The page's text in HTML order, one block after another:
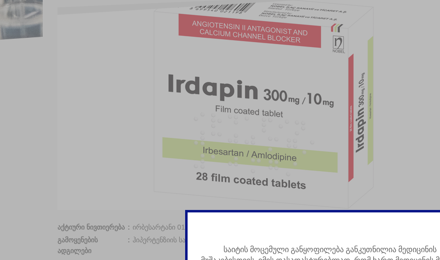
აქტიური ნივთიერება
ირბესარტანი 01, ამლოდიპინი 02
გამოყენების
ადგილები
ჰიპერტენზიის სამკურნალო
საიტის მოცემული განყოფილება განკუთნილია მედიცინის